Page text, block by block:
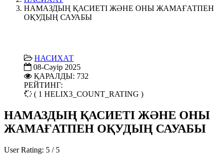
НАМАЗДЫҢ ҚАСИЕТІ ЖӘНЕ ОНЫ ЖАМАҒАТПЕН
ОҚУДЫҢ САУАБЫ
НАСИХАТ
08-Сәуір 2025
ҚАРАЛДЫ: 732
РЕЙТИНГ:
( 1 HELIX3_COUNT_RATING )
НАМАЗДЫҢ ҚАСИЕТІ ЖӘНЕ ОНЫ
ЖАМАҒАТПЕН ОҚУДЫҢ САУАБЫ
User Rating: 5 / 5